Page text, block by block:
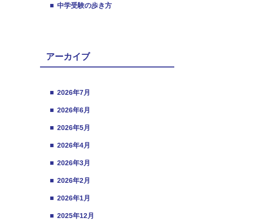
■ 中学受験の歩き方
アーカイブ
■ 2026年7月
■ 2026年6月
■ 2026年5月
■ 2026年4月
■ 2026年3月
■ 2026年2月
■ 2026年1月
■ 2025年12月